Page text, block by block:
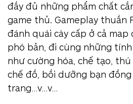
đầy đủ những phẩm chất
game thủ. Gameplay thuần
đánh quái cày cấp ở cả map
phó bản, đi cùng những
như cường hóa, chế tạo, thú
chế đồ, bồi dưỡng bạn
trang…v…v…